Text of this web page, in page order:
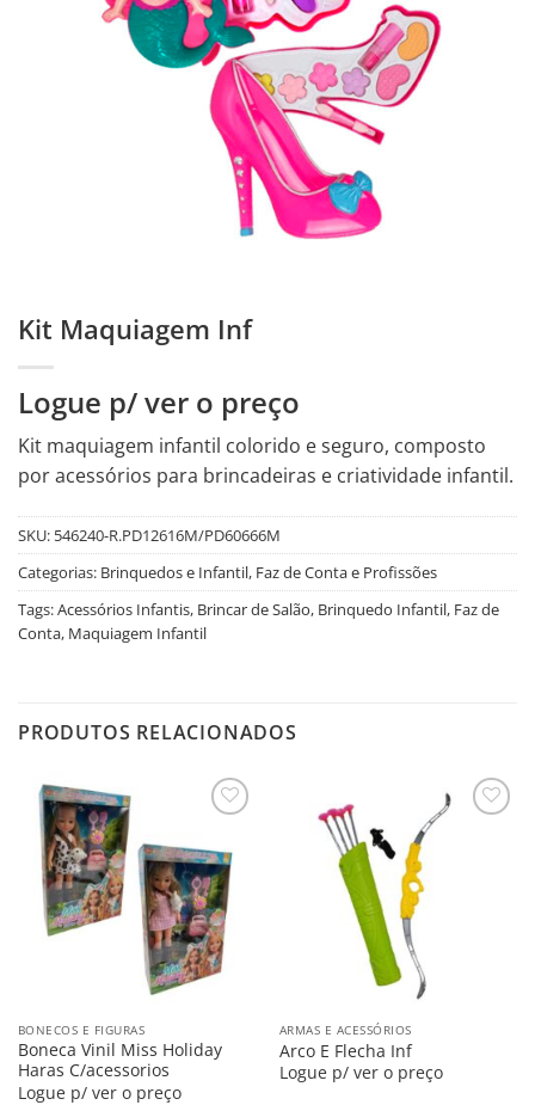
Kit Maquiagem Inf
Logue p/ ver o preço
Kit maquiagem infantil colorido e seguro, composto
por acessórios para brincadeiras e criatividade infantil.
SKU: 546240-R.PD12616M/PD60666M
Categorias: Brinquedos e Infantil, Faz de Conta e Profissões
Tags:Acessórios Infantis, Brincar de Salão, Brinquedo Infantil, Faz de
Conta, Maquiagem Infantil
PRODUTOS RELACIONADOS
na
Lista
BONECOS E FIGURAS
Boneca Vinil Miss Holiday
Haras C/acessorios
Logue p/ ver o preço
ARMAS E ACESSÓRIOS
Arco E Flecha Inf
Logue p/ ver o preço